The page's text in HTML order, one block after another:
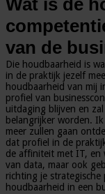
Wat is de
van de
Die houdbaarheid is
in de praktijk jezelf
houdbaarheid van mij
profiel van
uitdaging blijven en
belangrijker worden.
meer zullen gaan
dat profiel in de
de affiniteit met IT, en
van data, maar ook
richting je strategische
houdbaarheid in een